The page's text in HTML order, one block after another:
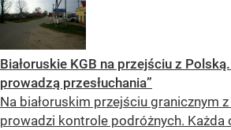
Białoruskie KGB na przejściu z
prowadzą przesłuchania”
Na białoruskim przejściu granicznym
prowadzi kontrole podróżnych. Każda